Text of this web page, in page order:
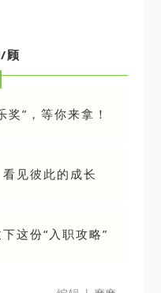
顾
”，等你来拿！
见彼此的成长
这份“入职攻略”